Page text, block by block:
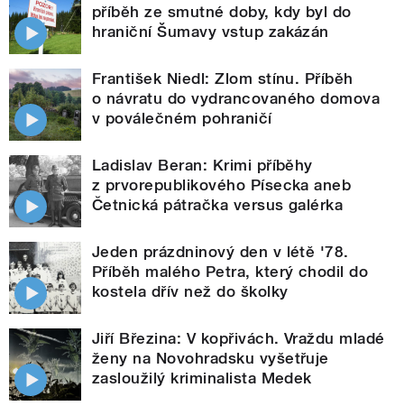
příběh ze smutné doby, kdy byl do
hraniční Šumavy vstup zakázán
František Niedl: Zlom stínu. Příběh
o návratu do vydrancovaného domova
v poválečném pohraničí
Ladislav Beran: Krimi příběhy
z prvorepublikového Písecka aneb
Četnická pátračka versus galérka
Jeden prázdninový den v létě '78.
Příběh malého Petra, který chodil do
kostela dřív než do školky
Jiří Březina: V kopřivách. Vraždu mladé
ženy na Novohradsku vyšetřuje
zasloužilý kriminalista Medek